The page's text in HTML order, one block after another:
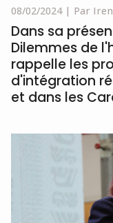
08/02/2024 | Par
Dans sa
Dilemmes de
rappelle les
d'intégration
et dans les